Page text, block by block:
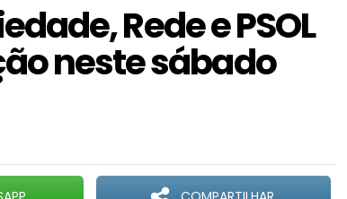
Rede e PSOL
neste sábado